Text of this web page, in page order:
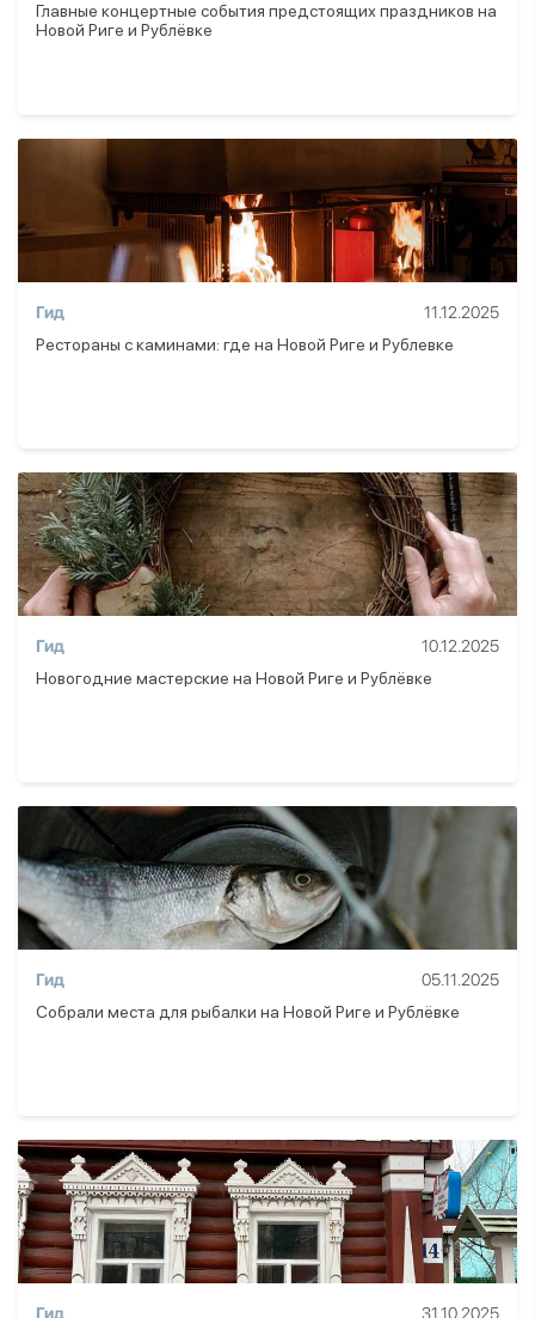
Главные концертные события предстоящих праздников на
Новой Риге и Рублёвке
Гид
11.12.2025
Рестораны с каминами: где на Новой Риге и Рублевке
Гид
10.12.2025
Новогодние мастерские на Новой Риге и Рублёвке
Гид
05.11.2025
Собрали места для рыбалки на Новой Риге и Рублёвке
Гид 31.10.2025